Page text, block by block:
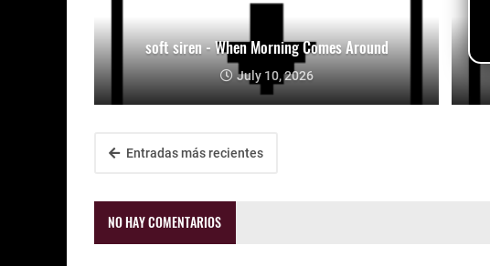
soft siren - When Morning Comes Around
July 10, 2026
Entradas más recientes
NO HAY COMENTARIOS